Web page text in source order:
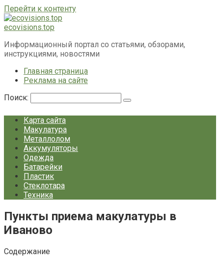
Перейти к контенту
ecovisions.top
Информационный портал со статьями, обзорами,
инструкциями, новостями
Главная страница
Реклама на сайте
Поиск:
Карта сайта
Макулатура
Металлолом
Аккумуляторы
Одежда
Батарейки
Пластик
Стеклотара
Техника
Пункты приема макулатуры в
Иваново
Содержание